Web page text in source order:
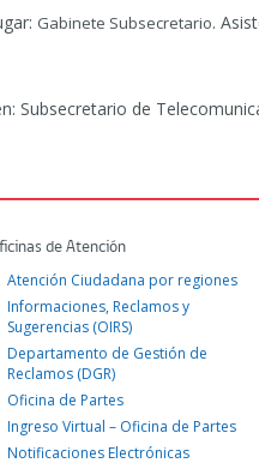
Gabinete Subsecretario.
Subsecretario de
de Atención
Atención Ciudadana por regiones
Informaciones, Reclamos y
Sugerencias (OIRS)
Departamento de Gestión de
Reclamos (DGR)
Oficina de Partes
Ingreso Virtual – Oficina de Partes
Notificaciones Electrónicas